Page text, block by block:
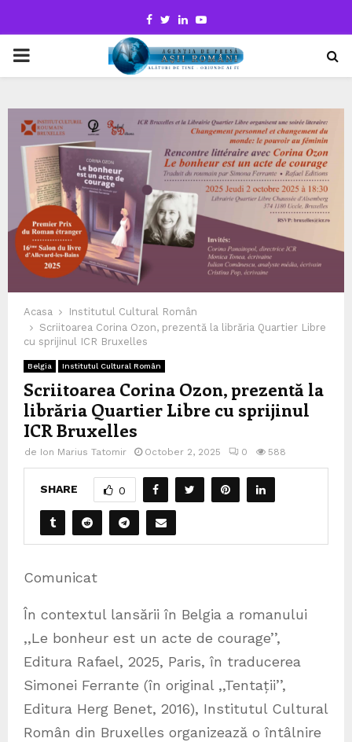
Facebook
TwitterLinkedinYoutube
PRIMARY
Acasa
Institutul Cultural Român
Scriitoarea Corina Ozon, prezentă la librăria Quartier Libre
cu sprijinul ICR Bruxelles
Belgia Institutul Cultural Român
Scriitoarea Corina Ozon, prezentă la
librăria Quartier Libre cu sprijinul
ICR Bruxelles
de Ion Marius Tatomir October 2, 2025 0 588
SHARE 0
Comunicat
În contextul lansării în Belgia a romanului
,,Le bonheur est un acte de courage’’,
Editura Rafael, 2025, Paris, în traducerea
Simonei Ferrante (în original ,,Tentații’’,
Editura Herg Benet, 2016), Institutul Cultural
Român din Bruxelles organizează o întâlnire